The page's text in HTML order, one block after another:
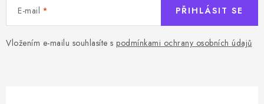
E-mail
Vložením e-mailu souhlasíte s podmínkami ochrany osobních údajů
PŘIHLÁSIT SE